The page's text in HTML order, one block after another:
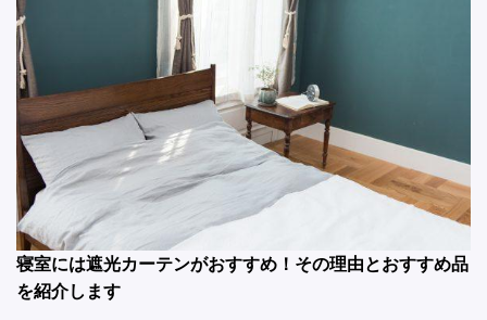
寝室には遮光カーテンがおすすめ！その理由とおすすめ品
を紹介します